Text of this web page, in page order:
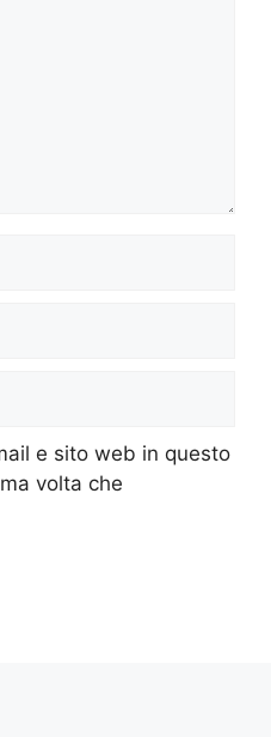
e sito web in questo
volta che